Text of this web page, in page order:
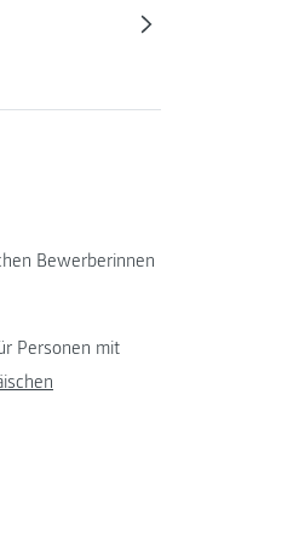
Bewerberinnen
Personen mit